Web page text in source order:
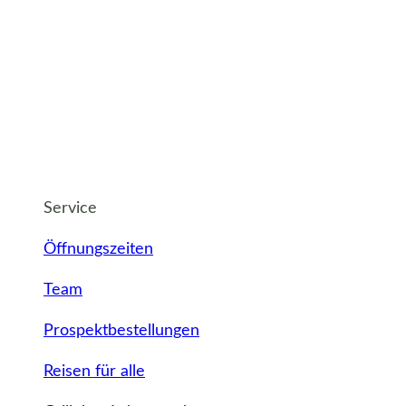
Service
Öffnungszeiten
Team
Prospektbestellungen
Reisen für alle